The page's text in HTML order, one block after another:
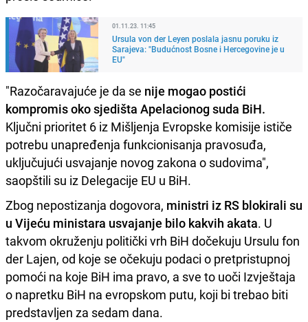
01.11.23. 11:45
Ursula von der Leyen poslala jasnu poruku iz
Sarajeva: "Budućnost Bosne i Hercegovine je u
EU"
"Razočaravajuće je da se nije mogao postići
kompromis oko sjedišta Apelacionog suda BiH.
Ključni prioritet 6 iz Mišljenja Evropske komisije ističe
potrebu unapređenja funkcionisanja pravosuđa,
uključujući usvajanje novog zakona o sudovima",
saopštili su iz Delegacije EU u BiH.
Zbog nepostizanja dogovora, ministri iz RS blokirali su
u Vijeću ministara usvajanje bilo kakvih akata. U
takvom okruženju politički vrh BiH dočekuju Ursulu fon
der Lajen, od koje se očekuju podaci o pretpristupnoj
pomoći na koje BiH ima pravo, a sve to uoči Izvještaja
o napretku BiH na evropskom putu, koji bi trebao biti
predstavljen za sedam dana.